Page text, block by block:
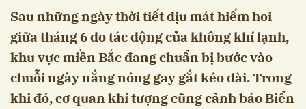
Sau những ngày thời tiết dịu mát hiếm hoi
giữa tháng 6 do tác động của không khí lạnh,
khu vực miền Bắc đang chuẩn bị bước vào
chuỗi ngày nắng nóng gay gắt kéo dài. Trong
khi đó, cơ quan khí tượng cũng cảnh báo Biển